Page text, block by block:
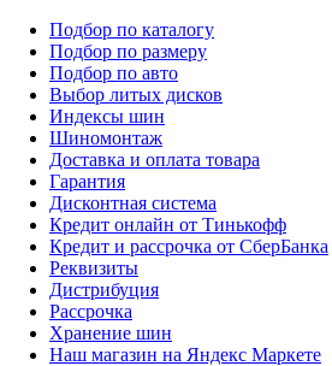
Подбор по каталогу
Подбор по размеру
Подбор по авто
Выбор литых дисков
Индексы шин
Шиномонтаж
Доставка и оплата товара
Гарантия
Дисконтная система
Кредит онлайн от Тинькофф
Кредит и рассрочка от СберБанка
Реквизиты
Дистрибуция
Рассрочка
Хранение шин
Наш магазин на Яндекс Маркете